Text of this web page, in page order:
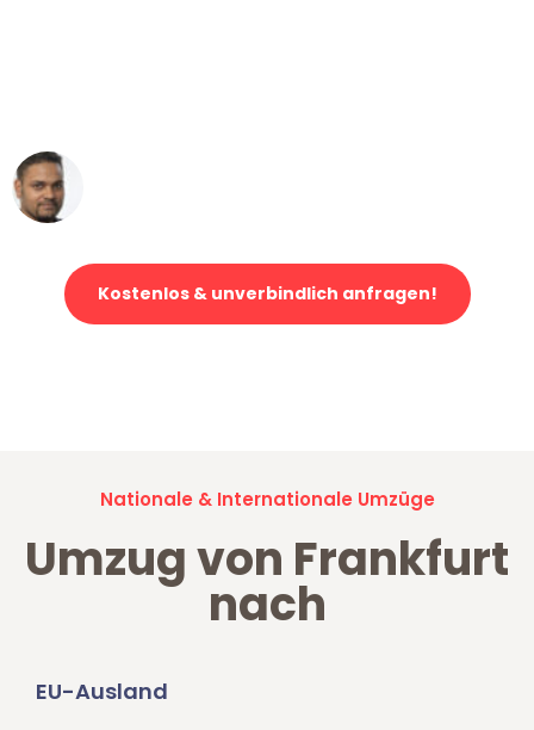
Kostenlos & unverbindlich anfragen!
Nationale & Internationale Umzüge
Umzug von Frankfurt
nach
EU-Ausland